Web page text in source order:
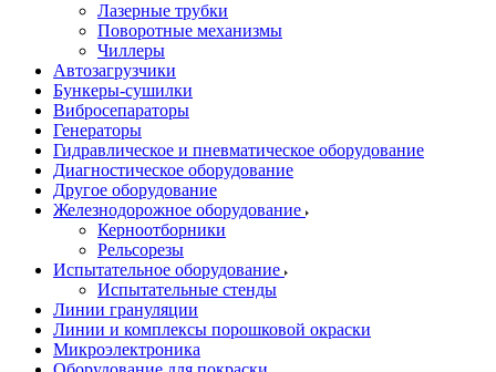
Лазерные трубки
Поворотные механизмы
Чиллеры
Автозагрузчики
Бункеры-сушилки
Вибросепараторы
Генераторы
Гидравлическое и пневматическое оборудование
Диагностическое оборудование
Другое оборудование
Железнодорожное оборудование
Керноотборники
Рельсорезы
Испытательное оборудование
Испытательные стенды
Линии грануляции
Линии и комплексы порошковой окраски
Микроэлектроника